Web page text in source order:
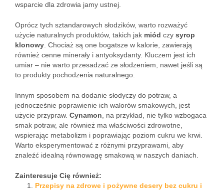
wsparcie dla zdrowia jamy ustnej.
Oprócz tych sztandarowych słodzików, warto rozważyć
użycie naturalnych produktów, takich jak miód czy syrop
klonowy . Chociaż są one bogatsze w kalorie, zawierają
również cenne minerały i antyoksydanty. Kluczem jest ich
umiar – nie warto przesadzać ze słodzeniem, nawet jeśli są
to produkty pochodzenia naturalnego.
Innym sposobem na dodanie słodyczy do potraw, a
jednocześnie poprawienie ich walorów smakowych, jest
użycie przypraw. Cynamon , na przykład, nie tylko wzbogaca
smak potraw, ale również ma właściwości zdrowotne,
wspierając metabolizm i poprawiając poziom cukru we krwi.
Warto eksperymentować z różnymi przyprawami, aby
znaleźć idealną równowagę smakową w naszych daniach.
Zainteresuje Cię również:
Przepisy na zdrowe i pożywne desery bez cukru i